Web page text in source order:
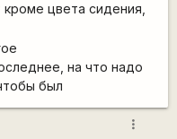
цвета сидения,
на что надо
был
more_vert